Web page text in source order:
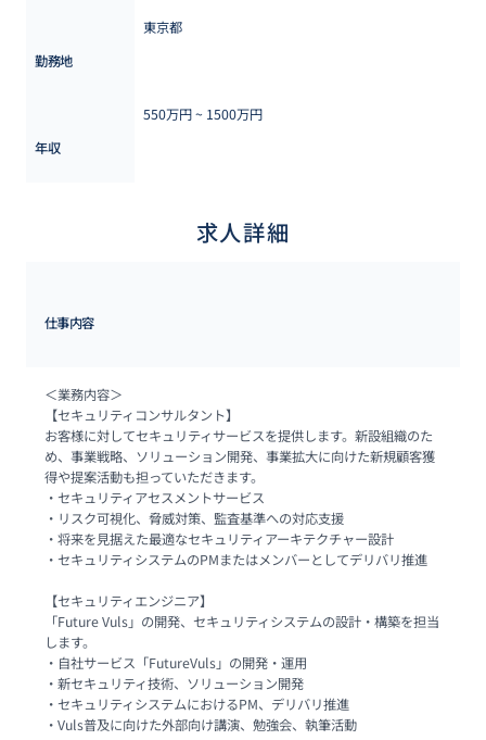
勤務地
東京都
年収
550万円 ~ 1500万円
求人詳細
仕事内容
＜業務内容＞
【セキュリティコンサルタント】
お客様に対してセキュリティサービスを提供します。新設組織のた
め、事業戦略、ソリューション開発、事業拡大に向けた新規顧客獲
得や提案活動も担っていただきます。
・セキュリティアセスメントサービス
・リスク可視化、脅威対策、監査基準への対応支援
・将来を見据えた最適なセキュリティアーキテクチャー設計
・セキュリティシステムのPMまたはメンバーとしてデリバリ推進
【セキュリティエンジニア】
「Future Vuls」の開発、セキュリティシステムの設計・構築を担当
します。
・自社サービス「FutureVuls」の開発・運用
・新セキュリティ技術、ソリューション開発
・セキュリティシステムにおけるPM、デリバリ推進
・Vuls普及に向けた外部向け講演、勉強会、執筆活動